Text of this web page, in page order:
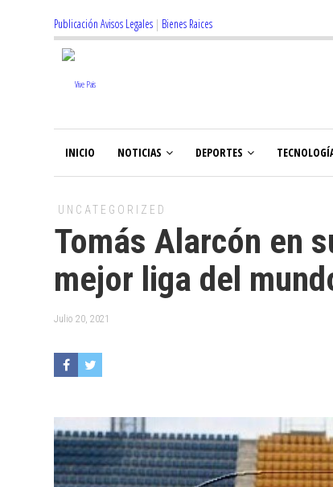
Publicación Avisos Legales | Bienes Raices
INICIO NOTICIAS DEPORTES
UNCATEGORIZED
Tomás Alarcón en
mejor liga del
Julio 20, 2021